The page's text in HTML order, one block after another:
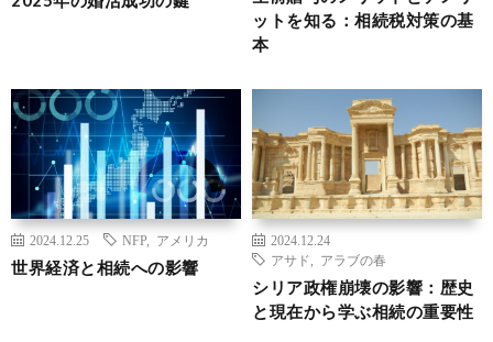
ットを知る：相続税対策の基
本
2024.12.25 NFP アメリカ
世界経済と相続への影響
2024.12.24
アサド
アラブの春
シリア政権崩壊の影響：歴史
と現在から学ぶ相続の重要性